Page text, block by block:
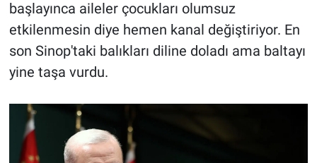
başlayınca aileler çocukları olumsuz
etkilenmesin diye hemen kanal değiştiriyor. En
son Sinop'taki balıkları diline doladı ama baltayı
yine taşa vurdu.